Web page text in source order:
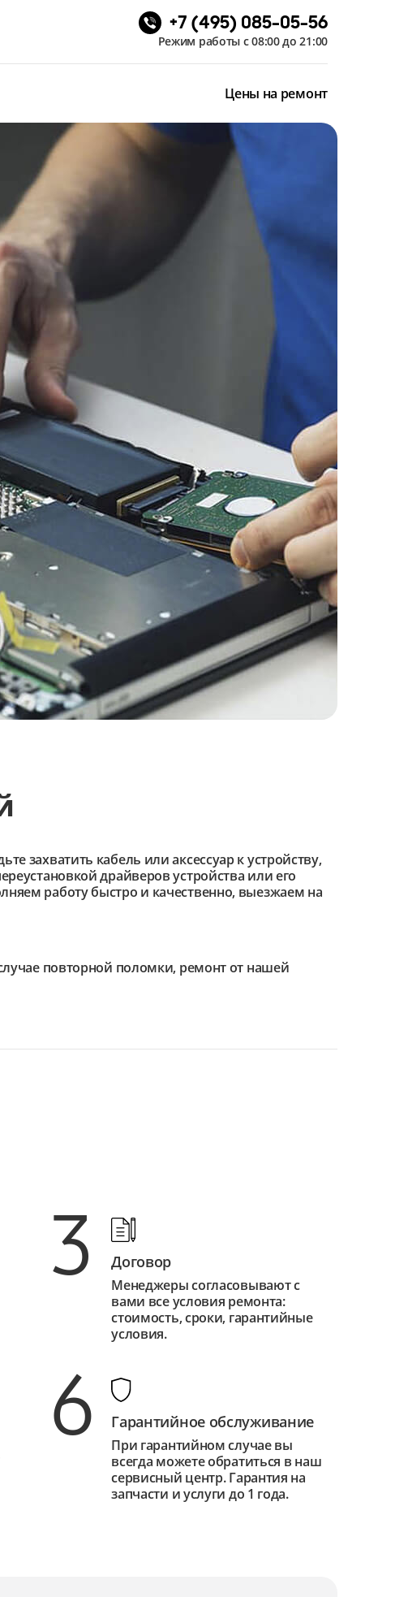
+7 (495) 085-05-56
Режим работы с 08:00 до 21:00
Цены на ремонт
захватить кабель или аксессуар к устройству,
драйверов устройства или его
работу быстро и качественно, выезжаем на
повторной поломки, ремонт от нашей
3 Договор
Менеджеры согласовывают с
вами все условия ремонта:
стоимость, сроки, гарантийные
условия.
6 Гарантийное обслуживание
При гарантийном случае вы
всегда можете обратиться в наш
сервисный центр. Гарантия на
запчасти и услуги до 1 года.